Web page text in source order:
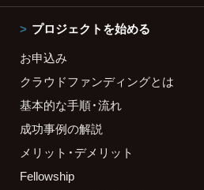
プロジェクトを始める
お申込み
クラウドファンディングとは
基本的な手順・流れ
成功事例の解説
メリット・デメリット
Fellowship